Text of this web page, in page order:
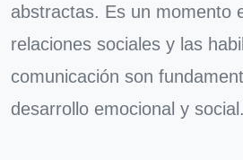
abstractas. Es un momento
relaciones sociales y las
comunicación son
desarrollo emocional y social.